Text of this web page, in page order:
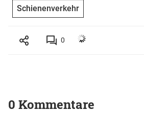
Schienenverkehr
0
0 Kommentare